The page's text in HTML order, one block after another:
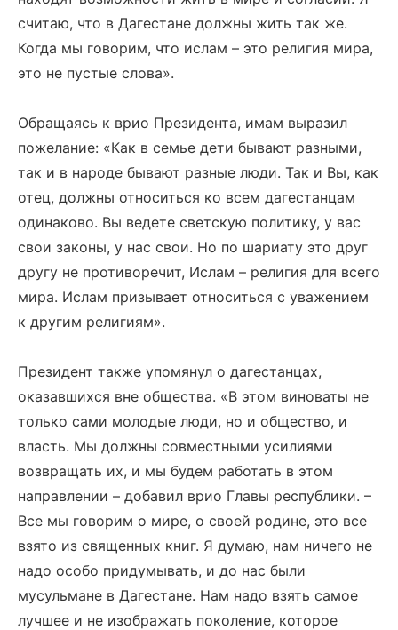
считаю, что в Дагестане должны жить так же.
Когда мы говорим, что ислам – это религия мира,
это не пустые слова».
Обращаясь к врио Президента, имам выразил
пожелание: «Как в семье дети бывают разными,
так и в народе бывают разные люди. Так и Вы, как
отец, должны относиться ко всем дагестанцам
одинаково. Вы ведете светскую политику, у вас
свои законы, у нас свои. Но по шариату это друг
другу не противоречит, Ислам – религия для всего
мира. Ислам призывает относиться с уважением
к другим религиям».
Президент также упомянул о дагестанцах,
оказавшихся вне общества. «В этом виноваты не
только сами молодые люди, но и общество, и
власть. Мы должны совместными усилиями
возвращать их, и мы будем работать в этом
направлении – добавил врио Главы республики. –
Все мы говорим о мире, о своей родине, это все
взято из священных книг. Я думаю, нам ничего не
надо особо придумывать, и до нас были
мусульмане в Дагестане. Нам надо взять самое
лучшее и не изображать поколение, которое